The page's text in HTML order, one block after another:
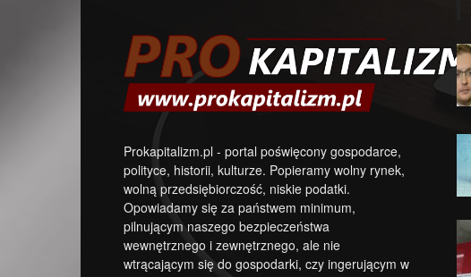
Prokapitalizm.pl - portal poświęcony gospodarce,
polityce, historii, kulturze. Popieramy wolny rynek,
wolną przedsiębiorczość, niskie podatki.
Opowiadamy się za państwem minimum,
pilnującym naszego bezpieczeństwa
wewnętrznego i zewnętrznego, ale nie
wtrącającym się do gospodarki, czy ingerującym w